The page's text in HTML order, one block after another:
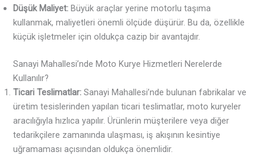
Düşük Maliyet: Büyük araçlar yerine motorlu taşıma
kullanmak, maliyetleri önemli ölçüde düşürür. Bu da, özellikle
küçük işletmeler için oldukça cazip bir avantajdır.
Sanayi Mahallesi’nde Moto Kurye Hizmetleri Nerelerde
Kullanılır?
Ticari Teslimatlar: Sanayi Mahallesi’nde bulunan fabrikalar ve
üretim tesislerinden yapılan ticari teslimatlar, moto kuryeler
aracılığıyla hızlıca yapılır. Ürünlerin müşterilere veya diğer
tedarikçilere zamanında ulaşması, iş akışının kesintiye
uğramaması açısından oldukça önemlidir.